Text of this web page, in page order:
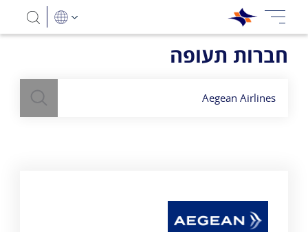
חברות תעופה
Aegean Airlines